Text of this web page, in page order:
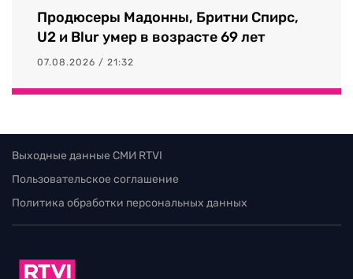
Продюсеры Мадонны, Бритни Спирс,
U2 и Blur умер в возрасте 69 лет
07.08.2026 / 21:32
Выходные данные СМИ RTVI
Пользовательское соглашение
Политика обработки персональных данных